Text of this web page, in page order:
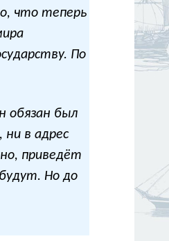
что теперь
По
обязан был
в адрес
приведёт
Но до